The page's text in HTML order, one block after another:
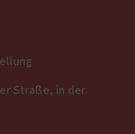
Straße, in der